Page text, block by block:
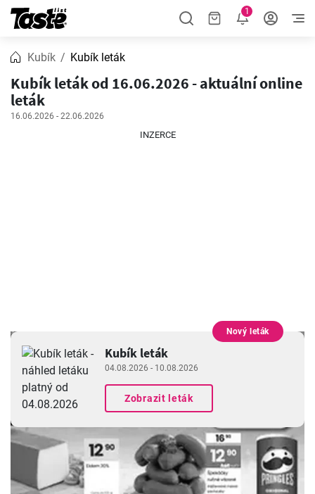
1
Kubík Kubík leták
Kubík leták od 16.06.2026 - aktuální online
leták
16.06.2026 - 22.06.2026
INZERCE
Kubík leták
04.08.2026 - 10.08.2026
Zobrazit leták
Nový leták